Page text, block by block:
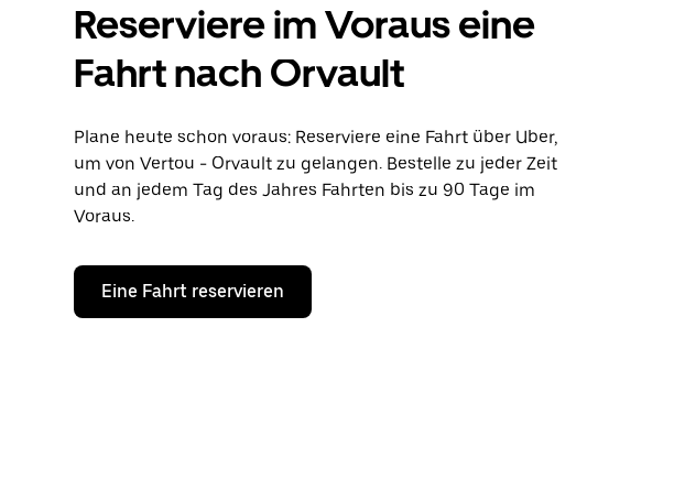
Reserviere im Voraus eine
Fahrt nach Orvault
Plane heute schon voraus: Reserviere eine Fahrt über Uber,
um von Vertou - Orvault zu gelangen. Bestelle zu jeder Zeit
und an jedem Tag des Jahres Fahrten bis zu 90 Tage im
Voraus.
Eine Fahrt reservieren